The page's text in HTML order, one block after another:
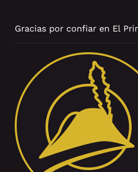
Gracias por confiar en El